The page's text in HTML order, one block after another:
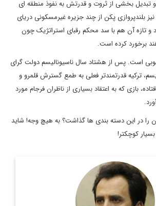
بخشی از ثروت و قدرتش به نفوذ منطقه ای
بلندپروازی پکن از چند جزیره غیرمسکونی دریای
و تازه آن هم با سد محکم رقبای استراتژیک چون
هند برخورد کرده است.
است. پس از هشتاد سال ناسیونالیسم دولت گرای
ترکیه قدرتمندتر فعلی به طمع گسترش قلمرو و
بازی که به اعتقاد بسیاری از ناظران فرجام مورد
را در این دسته بندی ها گذاشت؟ به هیچ وجه! شاید
کوچکتر!
بین الملل و پژوهشگر مسائل کردی
اطلاعات بیشتر